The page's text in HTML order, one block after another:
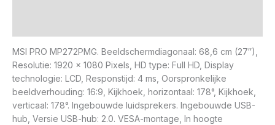
MSI PRO MP272PMG. Beeldschermdiagonaal: 68,6 cm (27″),
Resolutie: 1920 x 1080 Pixels, HD type: Full HD, Display
technologie: LCD, Responstijd: 4 ms, Oorspronkelijke
beeldverhouding: 16:9, Kijkhoek, horizontaal: 178°, Kijkhoek,
verticaal: 178°. Ingebouwde luidsprekers. Ingebouwde USB-
hub, Versie USB-hub: 2.0. VESA-montage, In hoogte